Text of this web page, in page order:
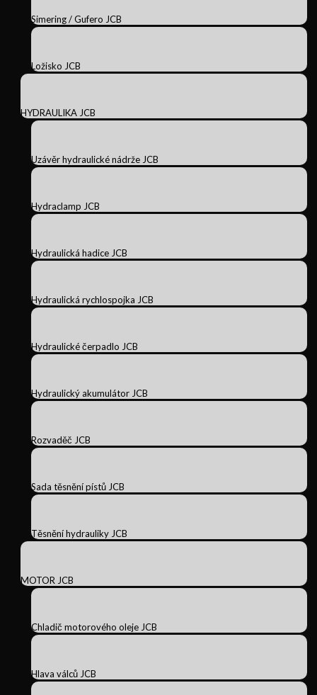
Simering / Gufero JCB
Ložisko JCB
HYDRAULIKA JCB
Uzávěr hydraulické nádrže JCB
Hydraclamp JCB
Hydraulická hadice JCB
Hydraulická rychlospojka JCB
Hydraulické čerpadlo JCB
Hydraulický akumulátor JCB
Rozvaděč JCB
Sada těsnění pístů JCB
Těsnění hydrauliky JCB
MOTOR JCB
Chladič motorového oleje JCB
Hlava válců JCB